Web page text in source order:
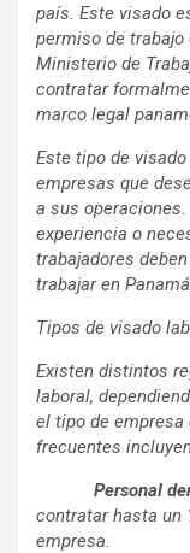
país. Este visado
permiso de
Ministerio de
contratar
marco legal
Este tipo de
empresas que
a sus
experiencia o
trabajadores
trabajar en
Tipos de visado
Existen distintos
laboral,
el tipo de
frecuentes
Personal
contratar hasta un
empresa.